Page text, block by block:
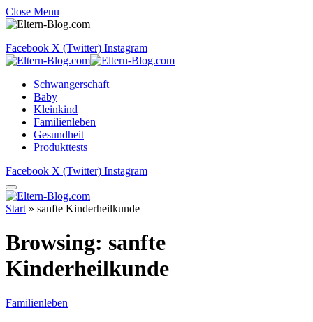
Close Menu
Facebook X (Twitter) Instagram
Schwangerschaft
Baby
Kleinkind
Familienleben
Gesundheit
Produkttests
Facebook X (Twitter) Instagram
Start » sanfte Kinderheilkunde
Browsing: sanfte
Kinderheilkunde
Familienleben